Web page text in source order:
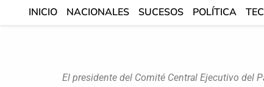
INICIO NACIONALES SUCESOS POLÍTICA
El presidente del Comité Central Ejecutivo del